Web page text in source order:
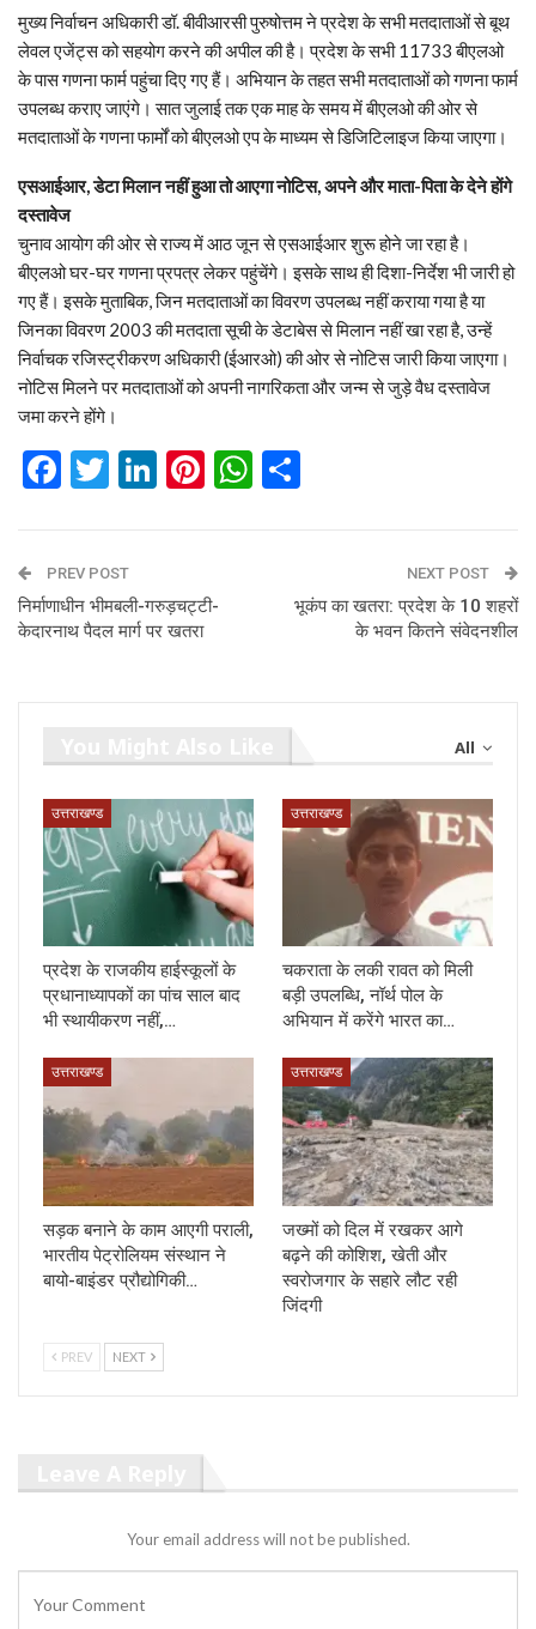
मुख्य निर्वाचन अधिकारी डॉ. बीवीआरसी पुरुषोत्तम ने प्रदेश के सभी मतदाताओं से बूथ
लेवल एजेंट्स को सहयोग करने की अपील की है। प्रदेश के सभी 11733 बीएलओ
के पास गणना फार्म पहुंचा दिए गए हैं। अभियान के तहत सभी मतदाताओं को गणना फार्म
उपलब्ध कराए जाएंगे। सात जुलाई तक एक माह के समय में बीएलओ की ओर से
मतदाताओं के गणना फार्मों को बीएलओ एप के माध्यम से डिजिटिलाइज किया जाएगा।
एसआईआर, डेटा मिलान नहीं हुआ तो आएगा नोटिस, अपने और माता-पिता के देने होंगे
दस्तावेज
चुनाव आयोग की ओर से राज्य में आठ जून से एसआईआर शुरू होने जा रहा है।
बीएलओ घर-घर गणना प्रपत्र लेकर पहुंचेंगे। इसके साथ ही दिशा-निर्देश भी जारी हो
गए हैं। इसके मुताबिक, जिन मतदाताओं का विवरण उपलब्ध नहीं कराया गया है या
जिनका विवरण 2003 की मतदाता सूची के डेटाबेस से मिलान नहीं खा रहा है, उन्हें
निर्वाचक रजिस्ट्रीकरण अधिकारी (ईआरओ) की ओर से नोटिस जारी किया जाएगा।
नोटिस मिलने पर मतदाताओं को अपनी नागरिकता और जन्म से जुड़े वैध दस्तावेज
जमा करने होंगे।
Facebook
Twitter
LinkedIn
Pinterest
WhatsApp
PREV POST
निर्माणाधीन भीमबली-गरुड़चट्टी-
केदारनाथ पैदल मार्ग पर खतरा
NEXT POST
भूकंप का खतरा: प्रदेश के 10 शहरों
के भवन कितने संवेदनशील
All
उत्तराखण्ड
प्रदेश के राजकीय हाईस्कूलों के
प्रधानाध्यापकों का पांच साल बाद
भी स्थायीकरण नहीं,…
उत्तराखण्ड
चकराता के लकी रावत को मिली
बड़ी उपलब्धि, नॉर्थ पोल के
अभियान में करेंगे भारत का…
उत्तराखण्ड
सड़क बनाने के काम आएगी पराली,
भारतीय पेट्रोलियम संस्थान ने
बायो-बाइंडर प्रौद्योगिकी…
उत्तराखण्ड
जख्मों को दिल में रखकर आगे
बढ़ने की कोशिश, खेती और
स्वरोजगार के सहारे लौट रही
जिंदगी
PREV NEXT
Your email address will not be published.